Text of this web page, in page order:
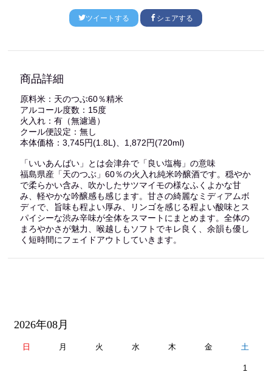
ツイートする シェアする
商品詳細
原料米：天のつぶ60％精米
アルコール度数：15度
火入れ：有（無濾過）
クール便設定：無し
本体価格：3,745円(1.8L)、1,872円(720ml)
「いいあんばい」とは会津弁で「良い塩梅」の意味
福島県産「天のつぶ」60％の火入れ純米吟醸酒です。穏やか
で柔らかい含み、吹かしたサツマイモの様なふくよかな甘
み、軽やかな吟醸感も感じます。甘さの綺麗なミディアムボ
ディで、旨味も程よい厚み、リンゴを感じる程よい酸味とス
パイシーな渋み辛味が全体をスマートにまとめます。全体の
まろやかさが魅力、喉越しもソフトでキレ良く、余韻も優し
く短時間にフェイドアウトしていきます。
2026年08月
日 月 火 水 木 金 土
1